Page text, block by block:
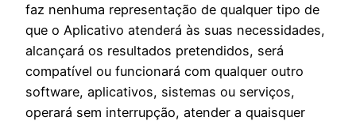
faz nenhuma representação de qualquer tipo de
que o Aplicativo atenderá às suas necessidades,
alcançará os resultados pretendidos, será
compatível ou funcionará com qualquer outro
software, aplicativos, sistemas ou serviços,
operará sem interrupção, atender a quaisquer